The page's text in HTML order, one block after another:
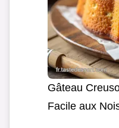
Gâteau
Facile aux